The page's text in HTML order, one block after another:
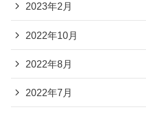
2023年2月
2022年10月
2022年8月
2022年7月